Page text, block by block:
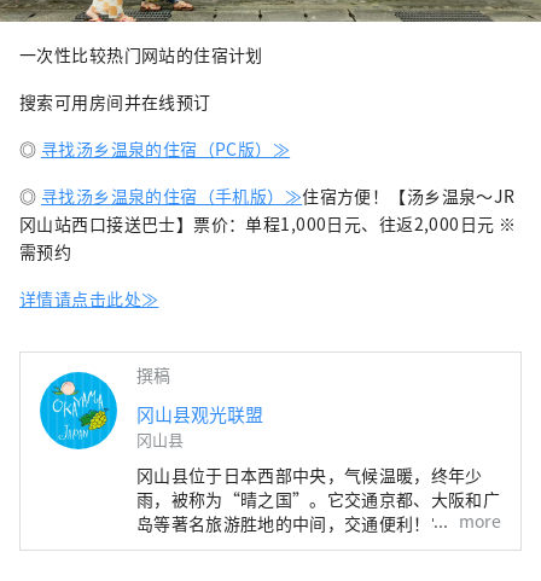
一次性比较热门网站的住宿计划
搜索可用房间并在线预订
◎ 寻找汤乡温泉的住宿（PC版）≫
◎ 寻找汤乡温泉的住宿（手机版）≫住宿方便！【汤乡温泉～JR
冈山站西口接送巴士】票价：单程1,000日元、往返2,000日元 ※
需预约
详情请点击此处≫
撰稿
冈山县观光联盟
冈山县
冈山县位于日本西部中央，气候温暖，终年少
雨，被称为“晴之国”。它交通京都、大阪和广
岛等著名旅游胜地的中间，交通便利！它也是经
由濑户通往四国的门户。 冈山县也被称为“水
more